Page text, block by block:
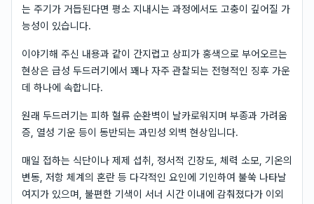
는 주기가 거듭된다면 평소 지내시는 과정에서도 고충이 깊어질 가
능성이 있습니다.
이야기해 주신 내용과 같이 간지럽고 상피가 홍색으로 부어오르는
현상은 급성 두드러기에서 꽤나 자주 관찰되는 전형적인 징후 가운
데 하나에 속합니다.
원래 두드러기는 피하 혈류 순환벽이 날카로워지며 부종과 가려움
증, 열성 기운 등이 동반되는 과민성 외벽 현상입니다.
매일 접하는 식단이나 제제 섭취, 정서적 긴장도, 체력 소모, 기온의
변동, 저항 체계의 혼란 등 다각적인 요인에 기인하여 불쑥 나타날
여지가 있으며, 불편한 기색이 서너 시간 이내에 감춰졌다가 이외